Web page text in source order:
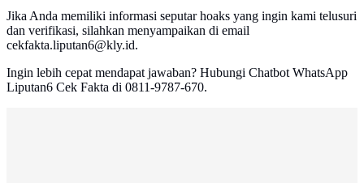
Jika Anda memiliki informasi seputar hoaks yang ingin kami telusuri
dan verifikasi, silahkan menyampaikan di email
cekfakta.liputan6@kly.id.
Ingin lebih cepat mendapat jawaban? Hubungi Chatbot WhatsApp
Liputan6 Cek Fakta di 0811-9787-670.